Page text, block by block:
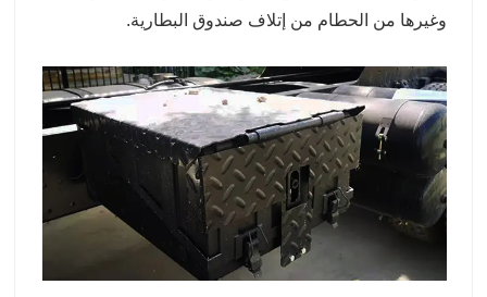
وغيرها من الحطام من إتلاف صندوق البطارية.